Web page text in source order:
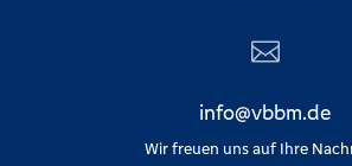

info@vbbm.de
Wir freuen uns auf Ihre